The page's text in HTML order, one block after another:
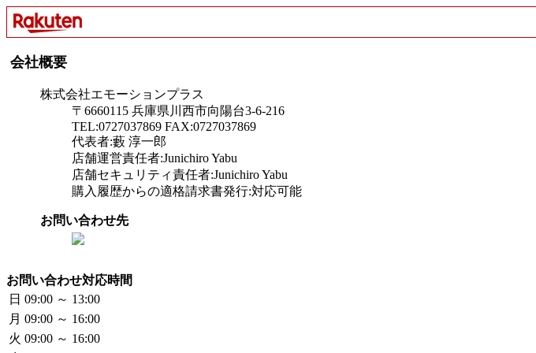
会社概要
株式会社エモーションプラス
〒6660115 兵庫県川西市向陽台3-6-216
TEL:0727037869 FAX:0727037869
代表者:藪 淳一郎
店舗運営責任者:Junichiro Yabu
店舗セキュリティ責任者:Junichiro Yabu
購入履歴からの適格請求書発行:対応可能
お問い合わせ先
お問い合わせ対応時間
日 09:00 ～ 13:00
月 09:00 ～ 16:00
火 09:00 ～ 16:00